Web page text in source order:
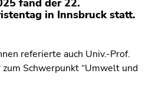
in Innsbruck statt.
referierte auch Univ.-Prof.
Schwerpunkt “Umwelt und